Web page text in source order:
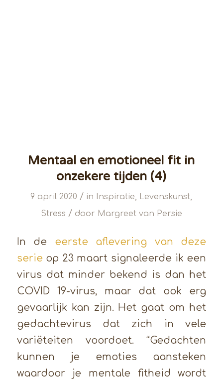
Mentaal en emotioneel fit in
onzekere tijden (4)
9 april 2020 / in Inspiratie, Levenskunst,
Stress / door Margreet van Persie
In de eerste aflevering van deze
serie op 23 maart signaleerde ik een
virus dat minder bekend is dan het
COVID 19-virus, maar dat ook erg
gevaarlijk kan zijn. Het gaat om het
gedachtevirus dat zich in vele
variëteiten voordoet. “Gedachten
kunnen je emoties aansteken
waardoor je mentale fitheid wordt